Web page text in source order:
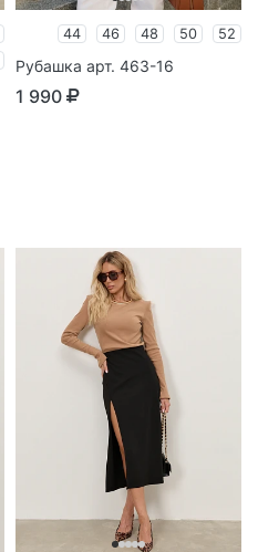
44 46 48 50 52
Рубашка арт. 463-16
1 990